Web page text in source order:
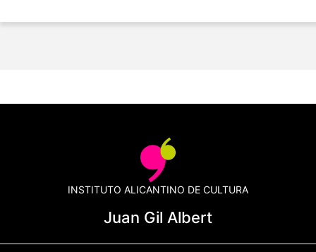
INSTITUTO ALICANTINO DE CULTURA
Juan Gil Albert